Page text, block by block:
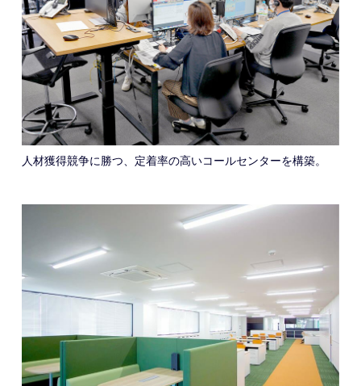
人材獲得競争に勝つ、定着率の高いコールセンターを構築。